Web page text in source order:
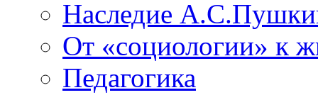
Наследие
От «социологии» к
Педагогика